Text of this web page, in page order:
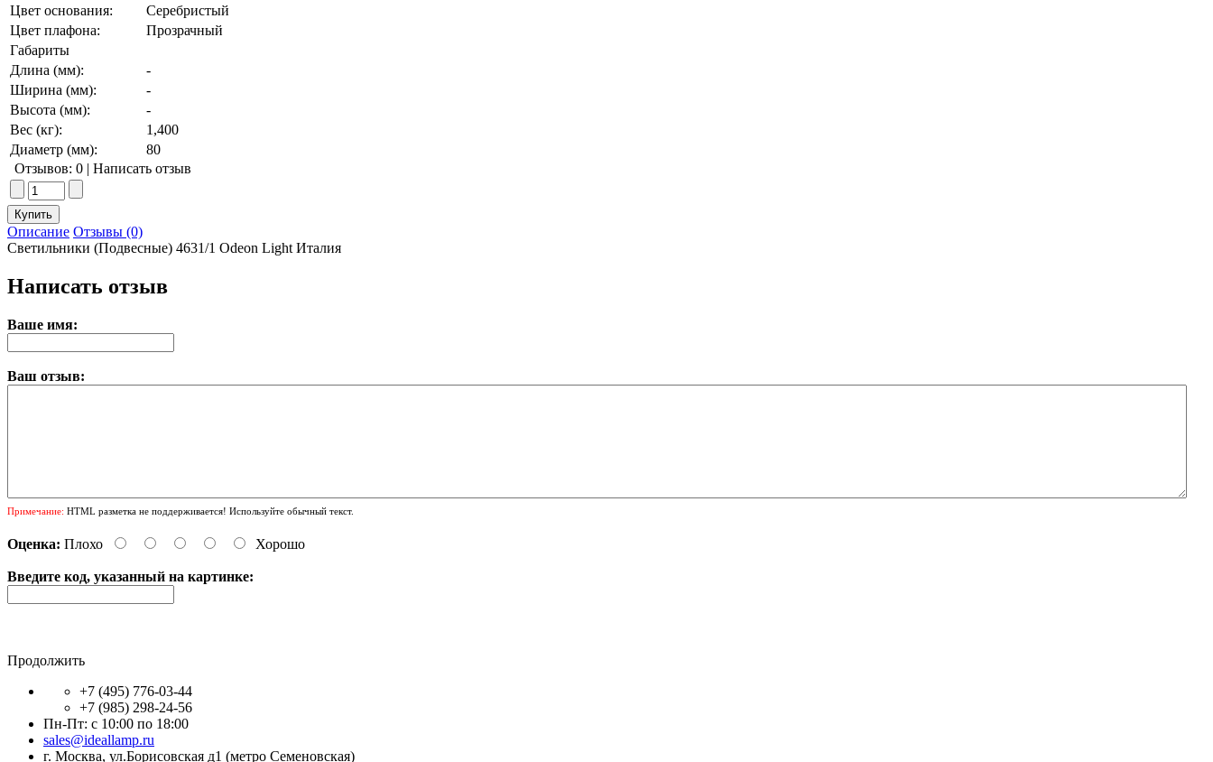
Цвет основания:
Серебристый
Цвет плафона:
Прозрачный
Габариты
Длина (мм):
-
Ширина (мм):
-
Высота (мм):
-
Вес (кг):
1,400
Диаметр (мм):
80
Отзывов: 0 | Написать отзыв
Описание Отзывы (0)
Светильники (Подвесные) 4631/1 Odeon Light Италия
Написать отзыв
Ваше имя:
Ваш отзыв:
Примечание: HTML разметка не поддерживается! Используйте обычный текст.
Оценка: Плохо Хорошо
Введите код, указанный на картинке:
Продолжить
+7 (495) 776-03-44
+7 (985) 298-24-56
Пн-Пт: с 10:00 по 18:00
sales@ideallamp.ru
г. Москва, ул.Борисовская д1 (метро Семеновская)